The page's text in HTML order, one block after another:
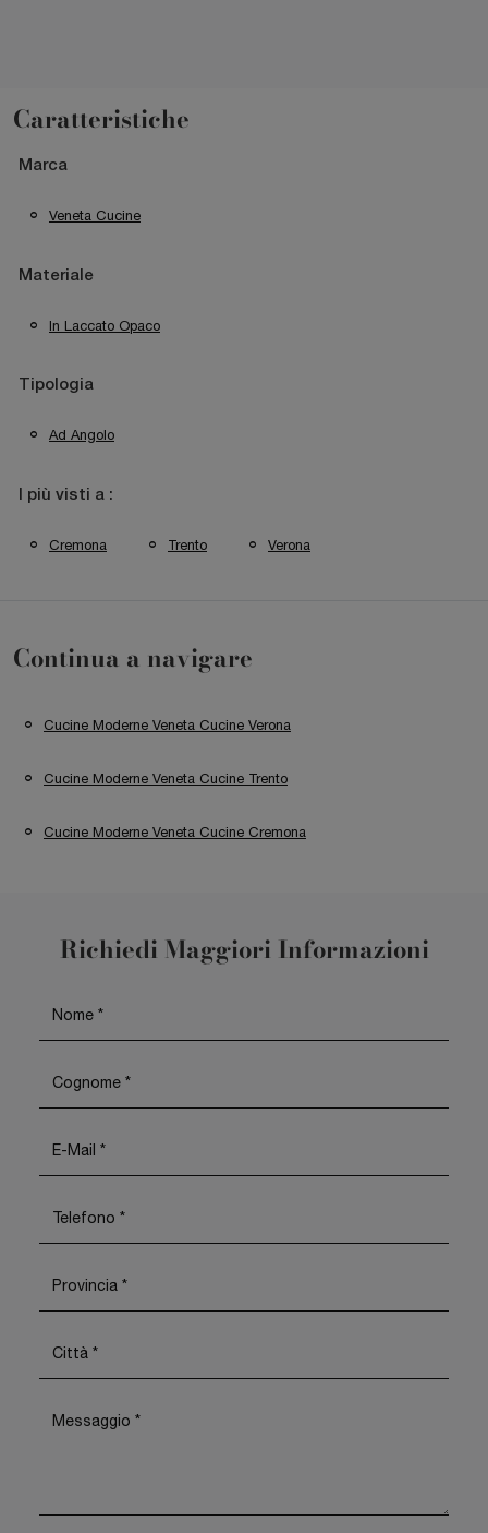
Caratteristiche
Marca
Veneta Cucine
Materiale
In Laccato Opaco
Tipologia
Ad Angolo
I più visti a :
Cremona Trento Verona
Continua a navigare
Cucine Moderne Veneta Cucine Verona
Cucine Moderne Veneta Cucine Trento
Cucine Moderne Veneta Cucine Cremona
Richiedi Maggiori Informazioni